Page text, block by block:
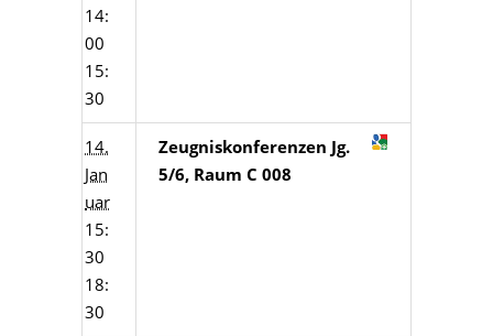
14:
00
15:
30
14.
Jan
uar
15:
30
18:
30
Zeugniskonferenzen Jg.
5/6, Raum C 008